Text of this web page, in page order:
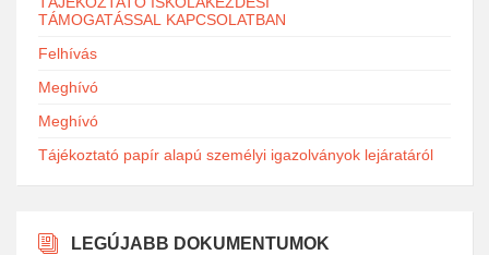
TÁMOGATÁSSAL KAPCSOLATBAN
Felhívás
Meghívó
Meghívó
Tájékoztató papír alapú személyi igazolványok lejáratáról
LEGÚJABB DOKUMENTUMOK